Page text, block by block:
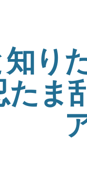
知り
たま